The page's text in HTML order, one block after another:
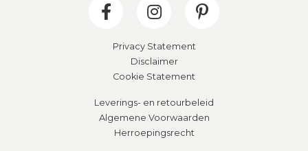
Privacy Statement
Disclaimer
Cookie Statement
Leverings- en retourbeleid
Algemene Voorwaarden
Herroepingsrecht